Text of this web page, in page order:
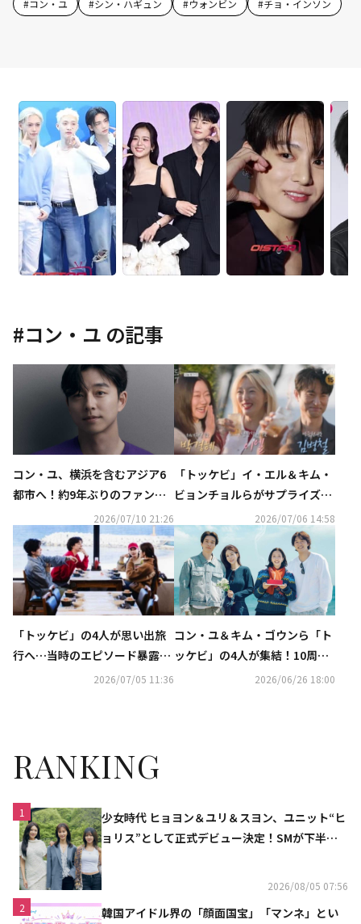
#コン・ユ #シン・ハギュン #ウォンビン #チョ・インソン
#コン・ユ の記事
コン・ユ、横浜を含むアジア6
都市へ！約9年ぶりのファンミ
ーティングツアー開催を電撃発
2026/07/10 21:26
「トッケビ」イ・エル＆キム・
ビョンチョルらがサプライズ登
場！扮装メイクの撮影裏話も
（動画あり）
2026/07/06 14:58
「トッケビ」の4人が思い出旅
行へ…当時のエピソード暴露に
イ・ドンウクが謝罪！？コン・
2026/07/05 11:36
コン・ユ＆キム・ゴウンら「ト
ッケビ」の4人が集結！10周年
記念番組がU-NEXTにて7月4日
2026/06/26 18:00
RANKING
1
少女時代 ヒョヨン＆ユリ＆スヨン、ユニット“ヒ
ョリス”として正式デビュー決定！SMが下半期
2026/08/05 07:56
2
韓国アイドル界の「顔面国宝」「マンネ」とい